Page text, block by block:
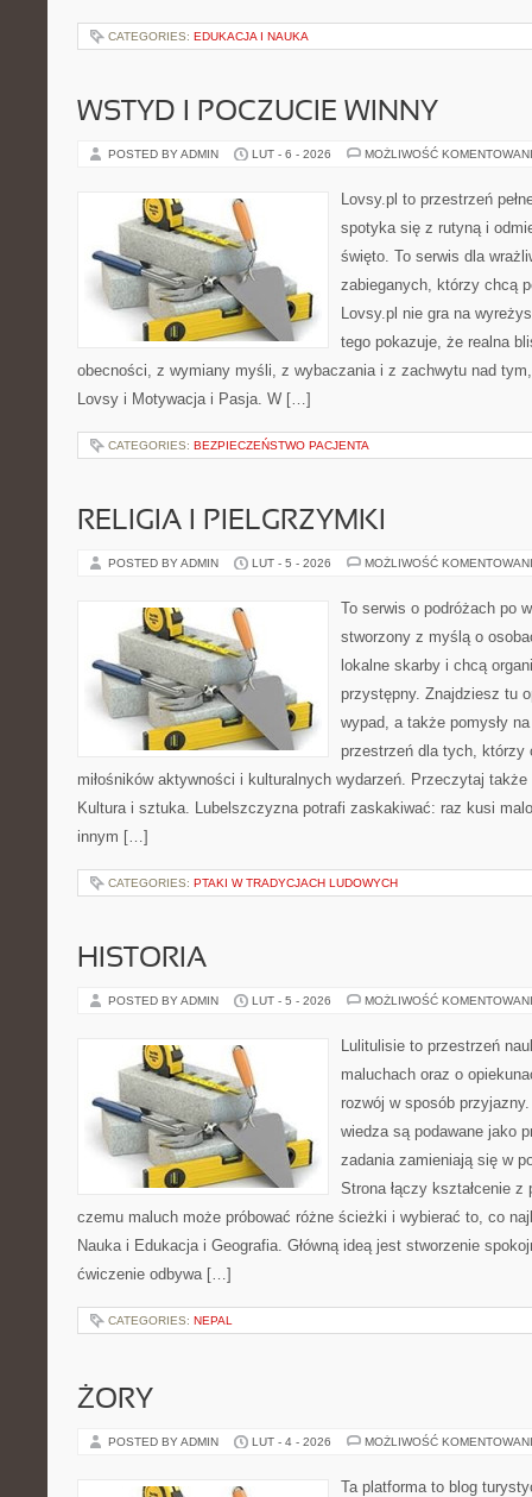
CATEGORIES: EDUKACJA I NAUKA
WSTYD I POCZUCIE WINNY
POSTED BY ADMIN LUT - 6 - 2026 MOŻLIWOŚĆ
Lovsy.pl to przestrzeń
spotyka się z rutyną i
święto. To serwis dla
zabieganych, którzy chcą
Lovsy.pl nie gra na
tego pokazuje, że realna
obecności, z wymiany myśli, z wybaczania i z zachwytu nad
Lovsy i Motywacja i Pasja. W […]
CATEGORIES: BEZPIECZEŃSTWO PACJENTA
RELIGIA I PIELGRZYMKI
POSTED BY ADMIN LUT - 5 - 2026 MOŻLIWOŚĆ
To serwis o podróżach po
stworzony z myślą o
lokalne skarby i chcą
przystępny. Znajdziesz tu
wypad, a także pomysły
przestrzeń dla tych, którzy
miłośników aktywności i kulturalnych wydarzeń. Przeczytaj
Kultura i sztuka. Lubelszczyzna potrafi zaskakiwać: raz kusi
innym […]
CATEGORIES: PTAKI W TRADYCJACH LUDOWYCH
HISTORIA
POSTED BY ADMIN LUT - 5 - 2026 MOŻLIWOŚĆ
Lulitulisie to przestrzeń
maluchach oraz o
rozwój w sposób
wiedza są podawane jako
zadania zamieniają się w
Strona łączy kształcenie z
czemu maluch może próbować różne ścieżki i wybierać to, co
Nauka i Edukacja i Geografia. Główną ideą jest stworzenie
ćwiczenie odbywa […]
CATEGORIES: NEPAL
ŻORY
POSTED BY ADMIN LUT - 4 - 2026 MOŻLIWOŚĆ
Ta platforma to blog